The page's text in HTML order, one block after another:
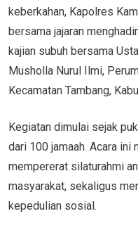
keberkahan, Kapolres
bersama jajaran
kajian subuh bersama
Musholla Nurul Ilmi,
Kecamatan Tambang,
Kegiatan dimulai sejak
dari 100 jamaah. Acara ini
mempererat silaturahmi
masyarakat, sekaligus
kepedulian sosial.